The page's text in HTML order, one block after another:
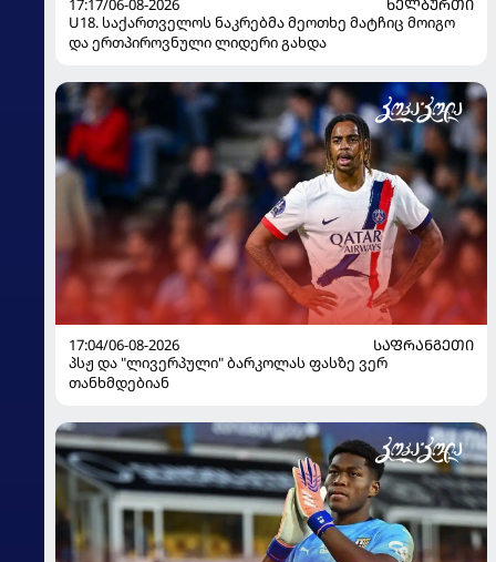
17:17/06-08-2026
ᲮᲔᲚᲑᲣᲠᲗᲘ
U18. საქართველოს ნაკრებმა მეოთხე მატჩიც მოიგო
და ერთპიროვნული ლიდერი გახდა
17:04/06-08-2026
ᲡᲐᲤᲠᲐᲜᲒᲔᲗᲘ
პსჟ და "ლივერპული" ბარკოლას ფასზე ვერ
თანხმდებიან